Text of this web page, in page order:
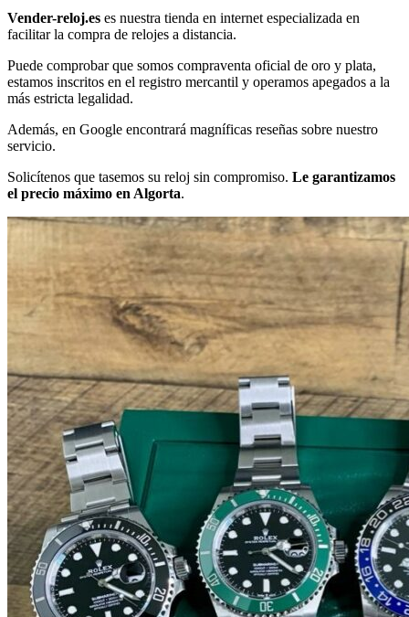
Vender-reloj.es es nuestra tienda en internet especializada en
facilitar la compra de relojes a distancia.
Puede comprobar que somos compraventa oficial de oro y plata,
estamos inscritos en el registro mercantil y operamos apegados a la
más estricta legalidad.
Además, en Google encontrará magníficas reseñas sobre nuestro
servicio.
Solicítenos que tasemos su reloj sin compromiso. Le garantizamos
el precio máximo en Algorta.